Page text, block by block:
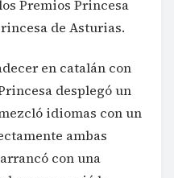
Premios Princesa
de Asturias.
en catalán con
desplegó un
idiomas con un
ambas
con una